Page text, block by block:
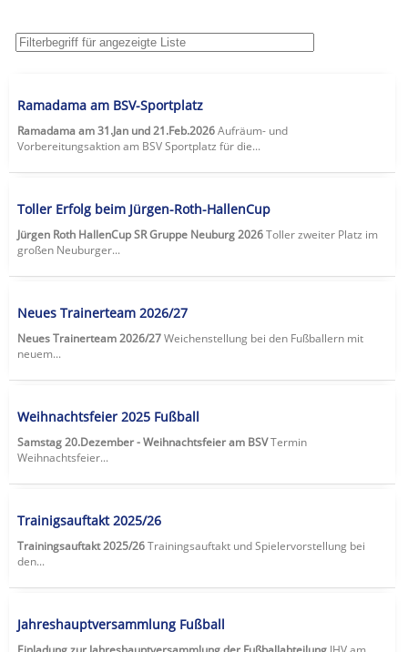
Ramadama am BSV-Sportplatz
Ramadama am 31.Jan und 21.Feb.2026Aufräum- und
Vorbereitungsaktion am BSV Sportplatz für die...
Toller Erfolg beim Jürgen-Roth-HallenCup
Jürgen Roth HallenCup SR Gruppe Neuburg 2026Toller zweiter Platz im
großen Neuburger...
Neues Trainerteam 2026/27
Neues Trainerteam 2026/27Weichenstellung bei den Fußballern mit
neuem...
Weihnachtsfeier 2025 Fußball
Samstag 20.Dezember - Weihnachtsfeier am BSVTermin
Weihnachtsfeier...
Trainigsauftakt 2025/26
Trainingsauftakt 2025/26Trainingsauftakt und Spielervorstellung bei
den...
Jahreshauptversammlung Fußball